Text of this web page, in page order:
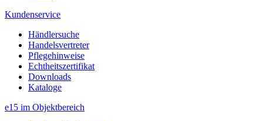
Kundenservice
Händlersuche
Handelsvertreter
Pflegehinweise
Echtheitszertifikat
Downloads
Kataloge
e15 im Objektbereich